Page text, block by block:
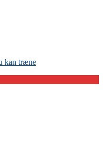
kan træne